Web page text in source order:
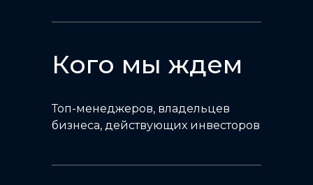
Кого мы ждем
Топ-менеджеров, владельцев
бизнеса, действующих инвесторов